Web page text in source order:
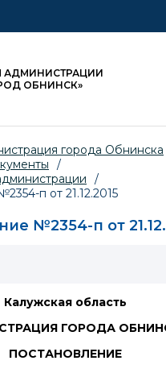
АДМИНИСТРАЦИИ
ОБНИНСК»
города Обнинска
/
/
п от 21.12.2015
№2354-п от
Калужская область
ГОРОДА
ПОСТАНОВЛЕНИЕ